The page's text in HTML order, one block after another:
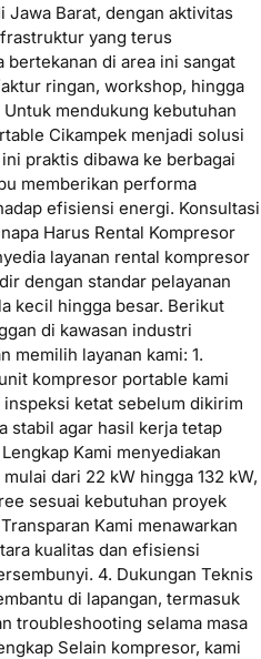
Barat, dengan aktivitas
yang terus
bertekanan di area ini sangat
ringan, workshop, hingga
mendukung kebutuhan
Cikampek menjadi solusi
praktis dibawa ke berbagai
memberikan performa
efisiensi energi. Konsultasi
Harus Rental Kompresor
layanan rental kompresor
dengan standar pelayanan
kecil hingga besar. Berikut
di kawasan industri
memilih layanan kami: 1.
kompresor portable kami
ketat sebelum dikirim
stabil agar hasil kerja tetap
Kami menyediakan
dari 22 kW hingga 132 kW,
sesuai kebutuhan proyek
Kami menawarkan
kualitas dan efisiensi
4. Dukungan Teknis
di lapangan, termasuk
troubleshooting selama masa
Selain kompresor, kami